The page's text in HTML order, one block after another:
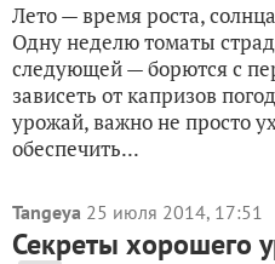
Лето — время роста,
Одну неделю томаты
следующей — борются с
зависеть от капризов
урожай, важно не просто
обеспечить...
Tangeya 25 июля 2014, 17:51
Секреты хорошего